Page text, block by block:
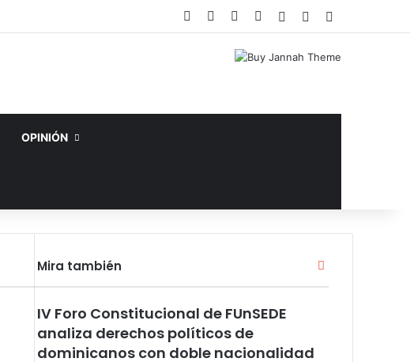
Facebook YouTubeInstagramAccesoPublicación al
OPINIÓN
Mira también Cerrar
IV Foro Constitucional de FUnSEDE
analiza derechos políticos de
dominicanos con doble nacionalidad